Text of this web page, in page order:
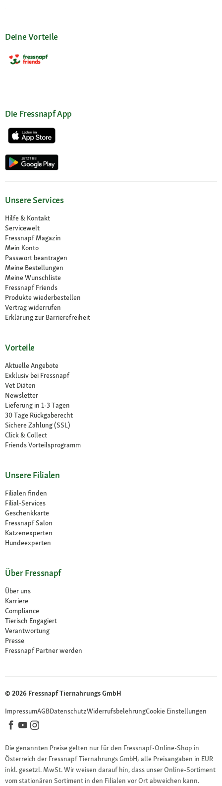
Deine Vorteile
Die Fressnapf App
Unsere Services
Hilfe & Kontakt
Servicewelt
Fressnapf Magazin
Mein Konto
Passwort beantragen
Meine Bestellungen
Meine Wunschliste
Fressnapf Friends
Produkte wiederbestellen
Vertrag widerrufen
Erklärung zur Barrierefreiheit
Vorteile
Aktuelle Angebote
Exklusiv bei Fressnapf
Vet Diäten
Newsletter
Lieferung in 1-3 Tagen
30 Tage Rückgaberecht
Sichere Zahlung (SSL)
Click & Collect
Friends Vorteilsprogramm
Unsere Filialen
Filialen finden
Filial-Services
Geschenkkarte
Fressnapf Salon
Katzenexperten
Hundeexperten
Über Fressnapf
Über uns
Karriere
Compliance
Tierisch Engagiert
Verantwortung
Presse
Fressnapf Partner werden
© 2026 Fressnapf Tiernahrungs GmbH
ImpressumAGBDatenschutzWiderrufsbelehrungCookie Einstellungen
Die genannten Preise gelten nur für den Fressnapf-Online-Shop in
Österreich der Fressnapf Tiernahrungs GmbH; alle Preisangaben in EUR
inkl. gesetzl. MwSt. Wir weisen darauf hin, dass unser Online-Sortiment
vom stationären Sortiment in den Filialen vor Ort abweichen kann.